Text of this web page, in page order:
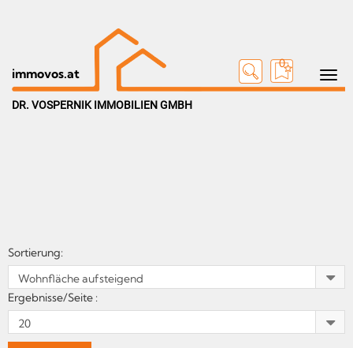
Toggle
immovos.at
0
DR. VOSPERNIK IMMOBILIEN GMBH
Sortierung:
Ergebnisse/Seite :